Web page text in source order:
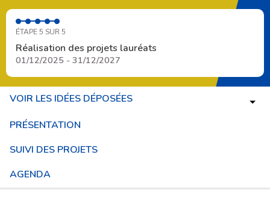
ÉTAPE 5 SUR 5
Réalisation des projets lauréats
01/12/2025 - 31/12/2027
VOIR LES IDÉES DÉPOSÉES
PRÉSENTATION
SUIVI DES PROJETS
AGENDA